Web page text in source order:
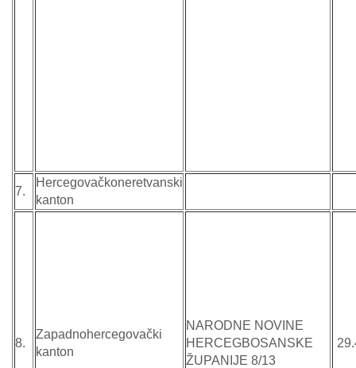
7.
Hercegovačkoneretvanski
kanton
8.
Zapadnohercegovački
kanton
NARODNE NOVINE
HERCEGBOSANSKE
ŽUPANIJE 8/13